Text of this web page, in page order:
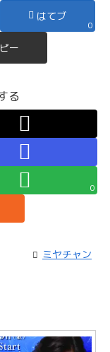
はてブ
0
ー
る
0
ミヤチャン